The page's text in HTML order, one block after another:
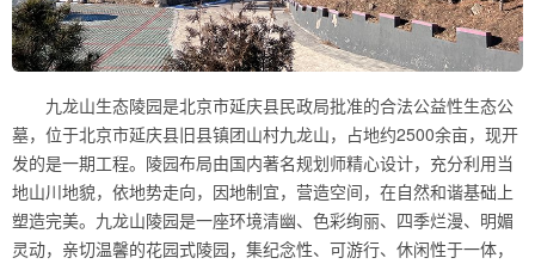
九龙山生态陵园是北京市延庆县民政局批准的合法公益性生态公
墓，位于北京市延庆县旧县镇团山村九龙山，占地约2500余亩，现开
发的是一期工程。陵园布局由国内著名规划师精心设计，充分利用当
地山川地貌，依地势走向，因地制宜，营造空间，在自然和谐基础上
塑造完美。九龙山陵园是一座环境清幽、色彩绚丽、四季烂漫、明媚
灵动，亲切温馨的花园式陵园，集纪念性、可游行、休闲性于一体，